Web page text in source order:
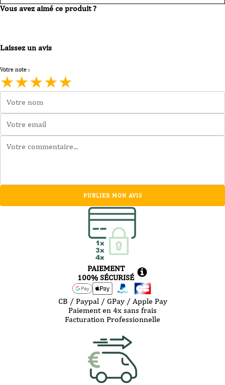
Vous avez aimé ce produit ?
Laissez un avis
Votre note :
★★★★★
PUBLIER MON AVIS
PAIEMENT
100% SÉCURISÉ
CB / Paypal / GPay / Apple Pay
Paiement en 4x sans frais
Facturation Professionnelle